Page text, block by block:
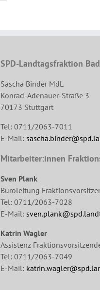
SPD-Landtagsfraktion
Sascha Binder MdL
Konrad-Adenauer-Straße 3
70173 Stuttgart
Tel: 0711/2063-7011
E-Mail:
Mitarbeiter:innen
Sven Plank
Büroleitung
Tel: 0711/2063-7028
E-Mail:
Katrin Wagler
Assistenz
Tel: 0711/2063-7049
E-Mail: